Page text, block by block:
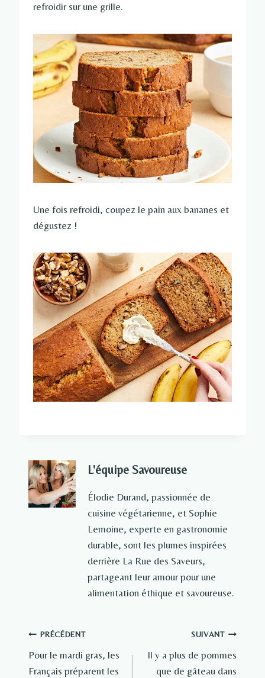
refroidir sur une grille.
Une fois refroidi, coupez le pain aux bananes et
dégustez !
L'équipe Savoureuse
Élodie Durand, passionnée de
cuisine végétarienne, et Sophie
Lemoine, experte en gastronomie
durable, sont les plumes inspirées
derrière La Rue des Saveurs,
partageant leur amour pour une
alimentation éthique et savoureuse.
Navigation
de
PRÉCÉDENT
Pour le mardi gras, les
Français préparent les
SUIVANT
Il y a plus de pommes
que de gâteau dans